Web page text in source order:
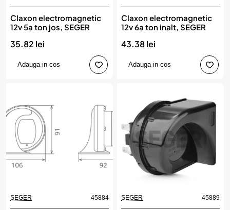
Claxon electromagnetic
12v 5a ton jos, SEGER
35.82 lei
Adauga in cos
Claxon electromagnetic
12v 6a ton inalt, SEGER
43.38 lei
Adauga in cos
SEGER 45884 SEGER 45889